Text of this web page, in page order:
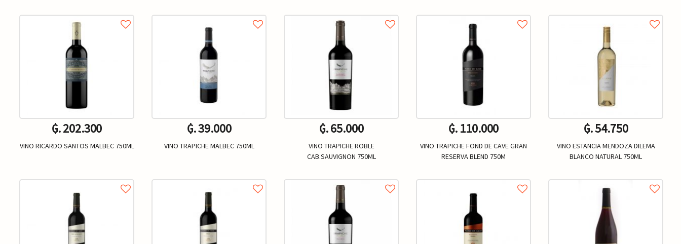
₲. 202.300
VINO RICARDO SANTOS MALBEC 750ML
₲. 39.000
VINO TRAPICHE MALBEC 750ML
₲. 65.000
VINO TRAPICHE ROBLE
CAB.SAUVIGNON 750ML
₲. 110.000
VINO TRAPICHE FOND DE CAVE GRAN
RESERVA BLEND 750M
₲. 54.750
VINO ESTANCIA MENDOZA DILEMA
BLANCO NATURAL 750ML